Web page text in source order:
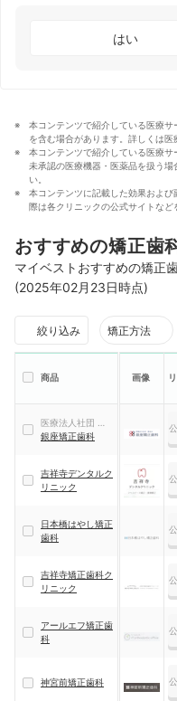
はい
本コンテンツで紹介している医療
を含む場合があります。詳しくは医
本コンテンツで紹介している医療サ
未承認の医療機器・医薬品を扱う
い。
本コンテンツに記載した効果およ
際は各クリニックの公式サイトなど
おすすめの矯正歯
マイベストおすすめの矯正
(2025年02月23日時点)
絞り込み 矯正方法
商品 画像
医療法人社団 真美
会
銀座矯正歯科
吉祥寺デンタルク
リニック
日本橋はやし矯正
歯科
吉祥寺矯正歯科ク
リニック
アールエフ矯正歯
科
神宮前矯正歯科